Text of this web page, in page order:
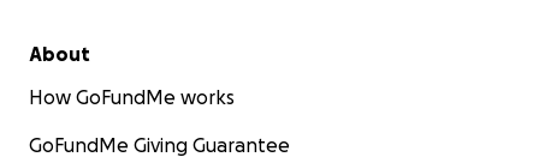
About
How GoFundMe works
GoFundMe Giving Guarantee